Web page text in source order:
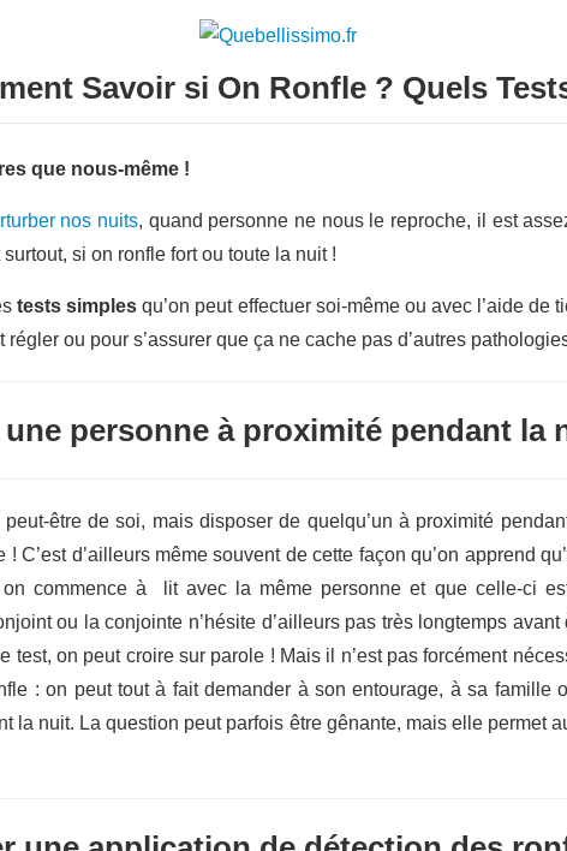
Savoir si On Ronfle ? Quels
que nous-même !
nos nuits, quand personne ne nous le reproche, il est
si on ronfle fort ou toute la nuit !
tests simples qu’on peut effectuer soi-même ou avec l’aide de
régler ou pour s’assurer que ça ne cache pas d’autres
personne à proximité pendant la
être de soi, mais disposer de quelqu’un à proximité
C’est d’ailleurs même souvent de cette façon qu’on apprend
commence à lit avec la même personne et que celle-ci
ou la conjointe n’hésite d’ailleurs pas très longtemps
test, on peut croire sur parole ! Mais il n’est pas forcément
: on peut tout à fait demander à son entourage, à sa famille
la nuit. La question peut parfois être gênante, mais elle permet